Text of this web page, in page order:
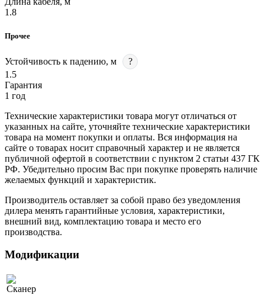
1.8
Прочее
Устойчивость к падению, м
?
1.5
Гарантия
1 год
Технические характеристики товара могут отличаться от
указанных на сайте, уточняйте технические характеристики
товара на момент покупки и оплаты. Вся информация на
сайте о товарах носит справочный характер и не является
публичной офертой в соответствии с пунктом 2 статьи 437 ГК
РФ. Убедительно просим Вас при покупке проверять наличие
желаемых функций и характеристик.
Производитель оставляет за собой право без уведомления
дилера менять гарантийные условия, характеристики,
внешний вид, комплектацию товара и место его
производства.
Модификации